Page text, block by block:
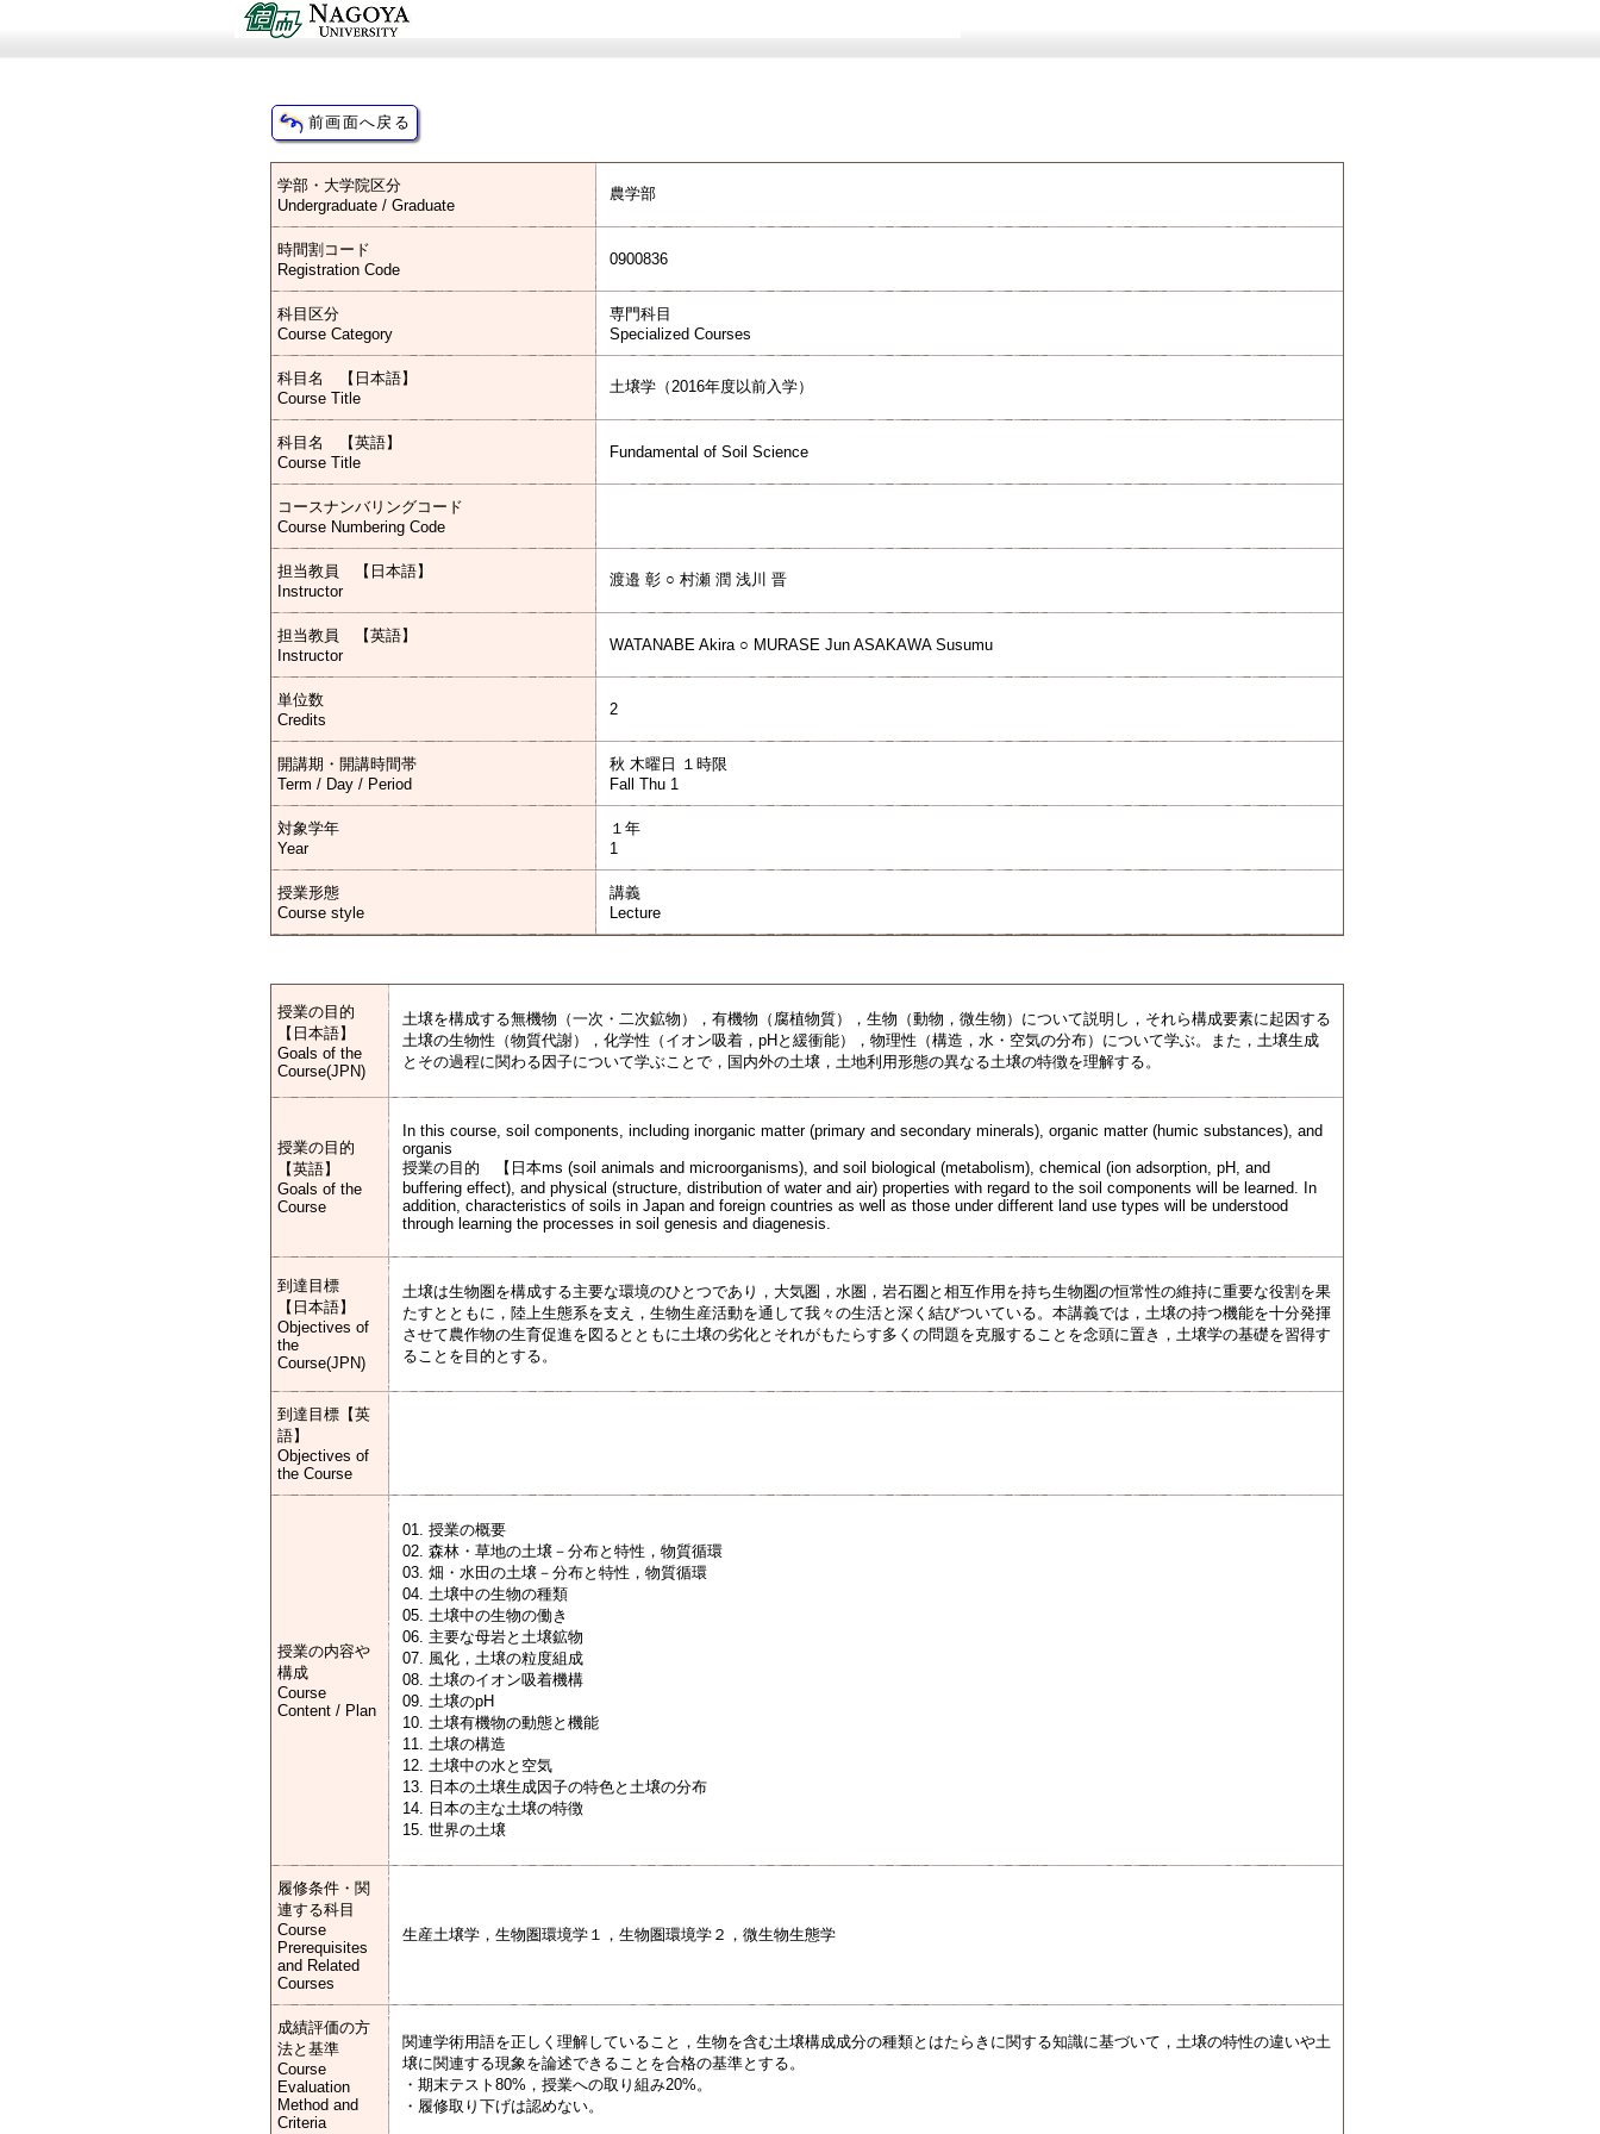
学部・大学院区分
Undergraduate / Graduate
農学部
時間割コード
Registration Code
0900836
科目区分
Course Category
専門科目
Specialized Courses
科目名 【日本語】
Course Title
土壌学（2016年度以前入学）
科目名 【英語】
Course Title
Fundamental of Soil Science
コースナンバリングコード
Course Numbering Code
担当教員 【日本語】
Instructor
渡邉 彰 ○ 村瀬 潤 浅川 晋
担当教員 【英語】
Instructor
WATANABE Akira ○ MURASE Jun ASAKAWA Susumu
単位数
Credits
2
開講期・開講時間帯
Term / Day / Period
秋 木曜日 １時限
Fall Thu 1
対象学年
Year
１年
1
授業形態
Course style
講義
Lecture
授業の目的
【日本語】
Goals of the
Course(JPN)
土壌を構成する無機物（一次・二次鉱物），有機物（腐植物質），生物（動物，微生物）について説明し，それら構成要素に起因する
土壌の生物性（物質代謝），化学性（イオン吸着，pHと緩衝能），物理性（構造，水・空気の分布）について学ぶ。また，土壌生成
とその過程に関わる因子について学ぶことで，国内外の土壌，土地利用形態の異なる土壌の特徴を理解する。
授業の目的
【英語】
Goals of the
Course
In this course, soil components, including inorganic matter (primary and secondary minerals), organic matter (humic substances), and
organis
授業の目的 【日本ms (soil animals and microorganisms), and soil biological (metabolism), chemical (ion adsorption, pH, and
buffering effect), and physical (structure, distribution of water and air) properties with regard to the soil components will be learned. In
addition, characteristics of soils in Japan and foreign countries as well as those under different land use types will be understood
through learning the processes in soil genesis and diagenesis.
到達目標
【日本語】
Objectives of
the
Course(JPN)
土壌は生物圏を構成する主要な環境のひとつであり，大気圏，水圏，岩石圏と相互作用を持ち生物圏の恒常性の維持に重要な役割を果
たすとともに，陸上生態系を支え，生物生産活動を通して我々の生活と深く結びついている。本講義では，土壌の持つ機能を十分発揮
させて農作物の生育促進を図るとともに土壌の劣化とそれがもたらす多くの問題を克服することを念頭に置き，土壌学の基礎を習得す
ることを目的とする。
到達目標【英
語】
Objectives of
the Course
授業の内容や
構成
Course
Content / Plan
01. 授業の概要
02. 森林・草地の土壌－分布と特性，物質循環
03. 畑・水田の土壌－分布と特性，物質循環
04. 土壌中の生物の種類
05. 土壌中の生物の働き
06. 主要な母岩と土壌鉱物
07. 風化，土壌の粒度組成
08. 土壌のイオン吸着機構
09. 土壌のpH
10. 土壌有機物の動態と機能
11. 土壌の構造
12. 土壌中の水と空気
13. 日本の土壌生成因子の特色と土壌の分布
14. 日本の主な土壌の特徴
15. 世界の土壌
履修条件・関
連する科目
Course
Prerequisites
and Related
Courses
生産土壌学，生物圏環境学１，生物圏環境学２，微生物生態学
成績評価の方
法と基準
Course
Evaluation
Method and
Criteria
関連学術用語を正しく理解していること，生物を含む土壌構成成分の種類とはたらきに関する知識に基づいて，土壌の特性の違いや土
壌に関連する現象を論述できることを合格の基準とする。
・期末テスト80%，授業への取り組み20%。
・履修取り下げは認めない。